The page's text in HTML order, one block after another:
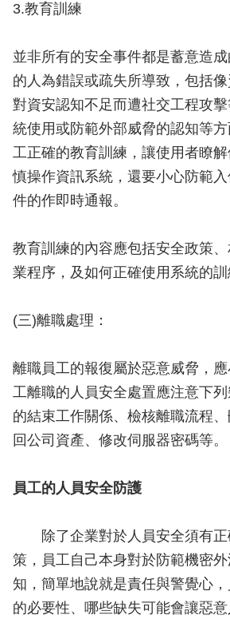
3.教育訓練
並非所有的安全事件都是蓄意造
的人為錯誤或疏失所導致，包括
對資安認知不足而遭社交工程攻
統使用或防範外部威脅的認知等
工正確的教育訓練，讓使用者瞭
慎操作資訊系統，還要小心防範
件的作即時通報。
教育訓練的內容應包括安全政策
業程序，及如何正確使用系統的訓
(三)離職處理：
離職員工的報復屬於惡意威脅，
工離職的人員安全處置應注意下
的結束工作關係、檢核離職流程
回公司資產、修改伺服器密碼等。
員工的人員安全防護
除了企業對於人員安全須有正
策，員工自己本身對於防範機密
知，簡單地說就是責任與警覺心
的必要性、哪些缺失可能會讓惡